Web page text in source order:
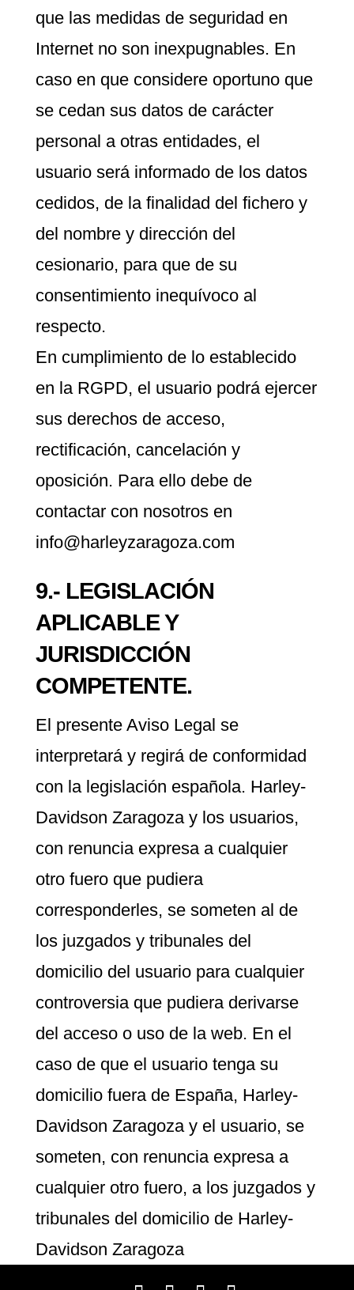
que las medidas de seguridad en
Internet no son inexpugnables. En
caso en que considere oportuno que
se cedan sus datos de carácter
personal a otras entidades, el
usuario será informado de los datos
cedidos, de la finalidad del fichero y
del nombre y dirección del
cesionario, para que de su
consentimiento inequívoco al
respecto.
En cumplimiento de lo establecido
en la RGPD, el usuario podrá ejercer
sus derechos de acceso,
rectificación, cancelación y
oposición. Para ello debe de
contactar con nosotros en
info@harleyzaragoza.com
9.- LEGISLACIÓN
APLICABLE Y
JURISDICCIÓN
COMPETENTE.
El presente Aviso Legal se
interpretará y regirá de conformidad
con la legislación española. Harley-
Davidson Zaragoza y los usuarios,
con renuncia expresa a cualquier
otro fuero que pudiera
corresponderles, se someten al de
los juzgados y tribunales del
domicilio del usuario para cualquier
controversia que pudiera derivarse
del acceso o uso de la web. En el
caso de que el usuario tenga su
domicilio fuera de España, Harley-
Davidson Zaragoza y el usuario, se
someten, con renuncia expresa a
cualquier otro fuero, a los juzgados y
tribunales del domicilio de Harley-
Davidson Zaragoza